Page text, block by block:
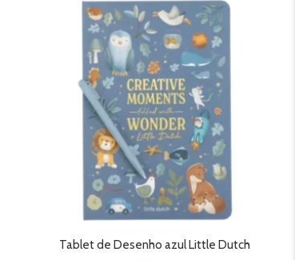
Tablet de Desenho azul Little Dutch